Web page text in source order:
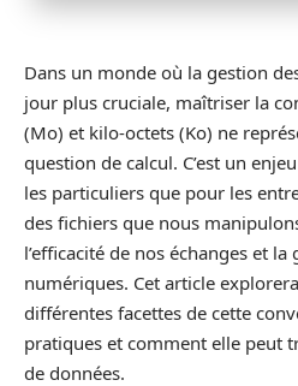
Dans un monde où la gestion
jour plus cruciale, maîtriser la
(Mo) et kilo-octets (Ko) ne
question de calcul. C’est un
les particuliers que pour les
des fichiers que nous
l’efficacité de nos échanges et
numériques. Cet article
différentes facettes de cette
pratiques et comment elle peut
de données.